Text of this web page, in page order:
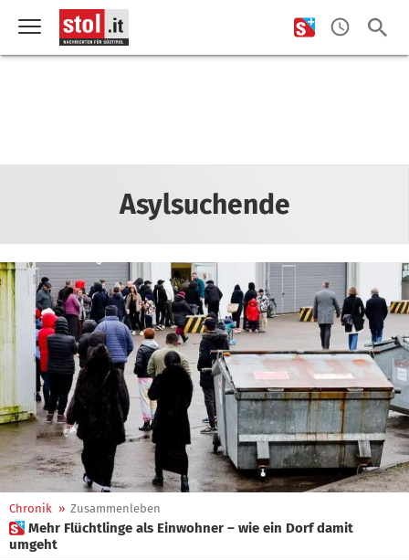
Asylsuchende
Chronik » Zusammenleben
 Mehr Flüchtlinge als Einwohner – wie ein Dorf damit
umgeht